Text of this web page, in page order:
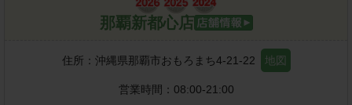
那覇新都心店
住所： 沖縄県那覇市おもろまち4-21-22 地図
営業時間： 08:00-21:00